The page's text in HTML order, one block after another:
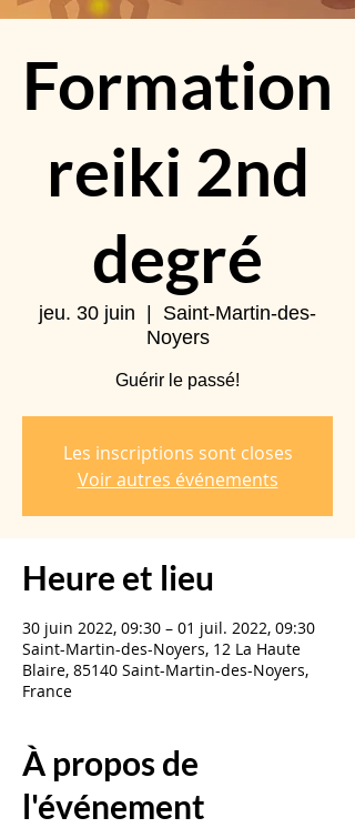
Formation
reiki 2nd
degré
jeu. 30 juin
Saint-Martin-des-
Noyers
Guérir le passé!
Les inscriptions sont closes
Voir autres événements
Heure et lieu
30 juin 2022, 09:30 – 01 juil. 2022, 09:30
Saint-Martin-des-Noyers, 12 La Haute
Blaire, 85140 Saint-Martin-des-Noyers,
France
À propos de
l'événement